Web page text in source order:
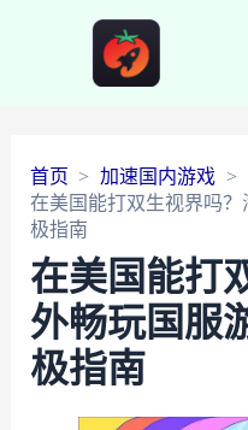
首页
加速国内游戏
在美国能打双生视界吗
极指南
在美国能打
外畅玩国服
极指南